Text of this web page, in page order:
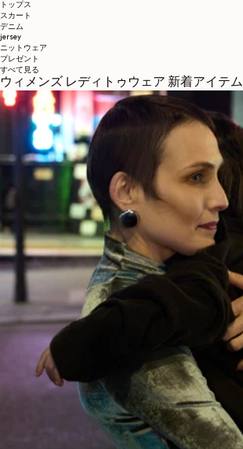
トップス
スカート
デニム
jersey
ニットウェア
プレゼント
すべて見る
ウィメンズ レディトゥウェア 新着アイテム